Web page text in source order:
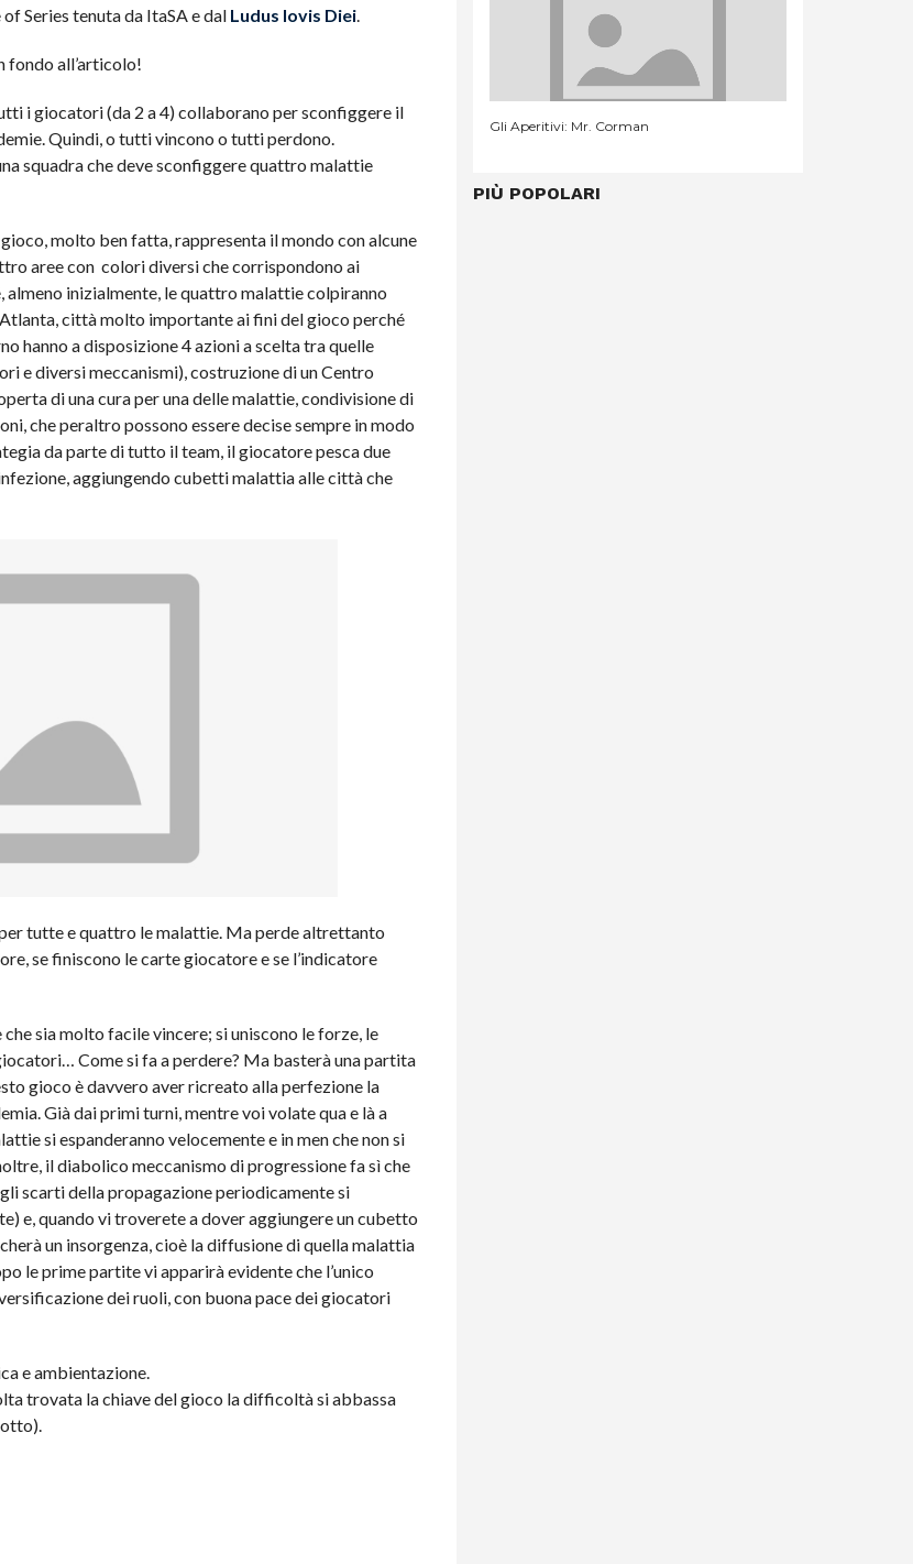
of Series tenuta da ItaSA e dal Ludus Iovis Diei.
fondo all’articolo!
i giocatori (da 2 a 4) collaborano per sconfiggere il
Quindi, o tutti vincono o tutti perdono.
squadra che deve sconfiggere quattro malattie
molto ben fatta, rappresenta il mondo con alcune
aree con colori diversi che corrispondono ai
inizialmente, le quattro malattie colpiranno
città molto importante ai fini del gioco perché
hanno a disposizione 4 azioni a scelta tra quelle
e diversi meccanismi), costruzione di un Centro
di una cura per una delle malattie, condivisione di
che peraltro possono essere decise sempre in modo
da parte di tutto il team, il giocatore pesca due
aggiungendo cubetti malattia alle città che
tutte e quattro le malattie. Ma perde altrettanto
se finiscono le carte giocatore e se l’indicatore
sia molto facile vincere; si uniscono le forze, le
Come si fa a perdere? Ma basterà una partita
gioco è davvero aver ricreato alla perfezione la
Già dai primi turni, mentre voi volate qua e là a
si espanderanno velocemente e in men che non si
il diabolico meccanismo di progressione fa sì che
scarti della propagazione periodicamente si
e, quando vi troverete a dover aggiungere un cubetto
un insorgenza, cioè la diffusione di quella malattia
le prime partite vi apparirà evidente che l’unico
dei ruoli, con buona pace dei giocatori
e ambientazione.
trovata la chiave del gioco la difficoltà si abbassa
Gli Aperitivi: Mr. Corman
PIÙ POPOLARI